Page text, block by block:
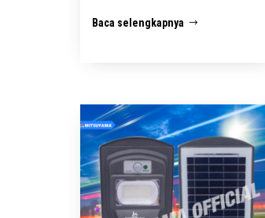
Baca selengkapnya